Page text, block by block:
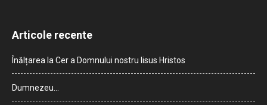
Articole recente
Înălțarea la Cer a Domnului nostru Iisus Hristos
Dumnezeu…